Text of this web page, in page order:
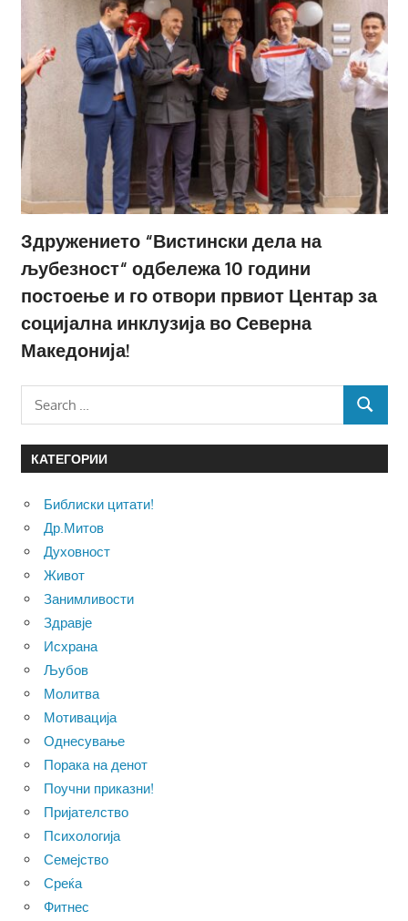
Здружението “Вистински дела на
љубезност“ одбележа 10 години
постоење и го отвори првиот Центар за
социјална инклузија во Северна
Македонија!
SEARCH
КАТЕГОРИИ
Библиски цитати!
Др.Митов
Духовност
Живот
Занимливости
Здравје
Исхрана
Љубов
Молитва
Мотивација
Однесување
Порака на денот
Поучни приказни!
Пријателство
Психологија
Семејство
Среќа
Фитнес